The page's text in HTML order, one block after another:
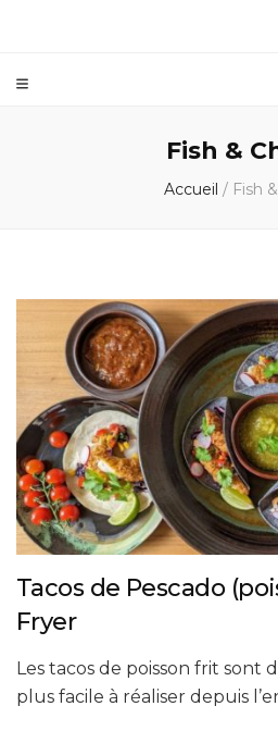
Fish &
Accueil / Fish
Tacos de Pescado
Fryer
Les tacos de poisson frit sont
plus facile à réaliser depuis